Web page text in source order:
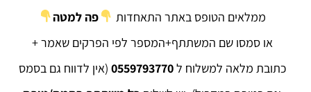
ממלאים הטופס באתר התאחדות
פה למטה
או סמסו שם המשתתף+המספר לפי הפרקים שאמר +
כתובת מלאה למשלוח ל0559793770 (אין לדווח גם בסמס